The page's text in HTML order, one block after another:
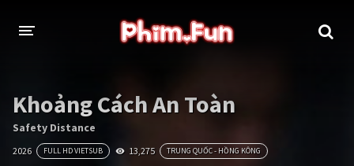
THỂ LOẠI
Thần thoại - Cổ trang
Tâm lý Chiến tranh
Khoảng Cách An Toàn
Safety Distance
2026 FULL HD VIETSUB 13,275 TRUNG QUỐC - HỒNG KÔNG